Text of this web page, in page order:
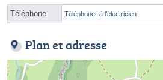
Téléphone Téléphoner à l'électricien
Plan et adresse